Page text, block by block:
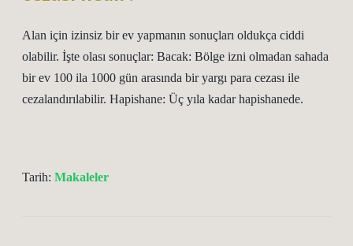
Alan için izinsiz bir ev yapmanın sonuçları oldukça ciddi
olabilir. İşte olası sonuçlar: Bacak: Bölge izni olmadan sahada
bir ev 100 ila 1000 gün arasında bir yargı para cezası ile
cezalandırılabilir. Hapishane: Üç yıla kadar hapishanede.
Tarih: Makaleler